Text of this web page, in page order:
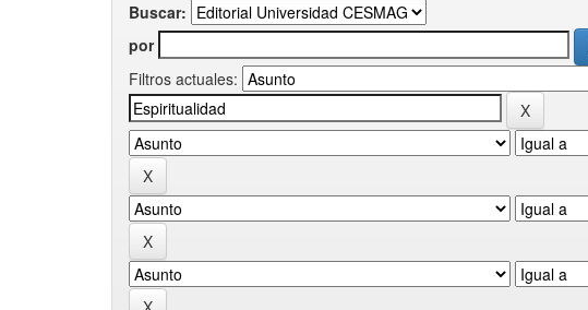
Buscar:
por
Filtros actuales: